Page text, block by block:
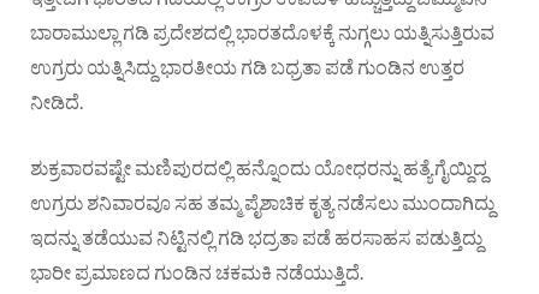
ಬಾರಾಮುಲ್ಲಾ ಗಡಿ ಪ್ರದೇಶದಲ್ಲಿ ಭಾರತದೊಳಕ್ಕೆ ನುಗ್ಗಲು ಯತ್ನಿಸುತ್ತಿರುವ
ಉಗ್ರರು ಯತ್ನಿಸಿದ್ದು ಭಾರತೀಯ ಗಡಿ ಬಧ್ರತಾ ಪಡೆ ಗುಂಡಿನ ಉತ್ತರ
ನೀಡಿದೆ.
ಶುಕ್ರವಾರವಷ್ಟೇ ಮಣಿಪುರದಲ್ಲಿ ಹನ್ನೊಂದು ಯೋಧರನ್ನು ಹತ್ಯೆಗೈಯ್ದಿದ್ದ
ಉಗ್ರರು ಶನಿವಾರವೂ ಸಹ ತಮ್ಮ ಪೈಶಾಚಿಕ ಕೃತ್ಯ ನಡೆಸಲು ಮುಂದಾಗಿದ್ದು
ಇದನ್ನು ತಡೆಯುವ ನಿಟ್ಟಿನಲ್ಲಿ ಗಡಿ ಭದ್ರತಾ ಪಡೆ ಹರಸಾಹಸ ಪಡುತ್ತಿದ್ದು
ಭಾರೀ ಪ್ರಮಾಣದ ಗುಂಡಿನ ಚಕಮಕಿ ನಡೆಯುತ್ತಿದೆ.